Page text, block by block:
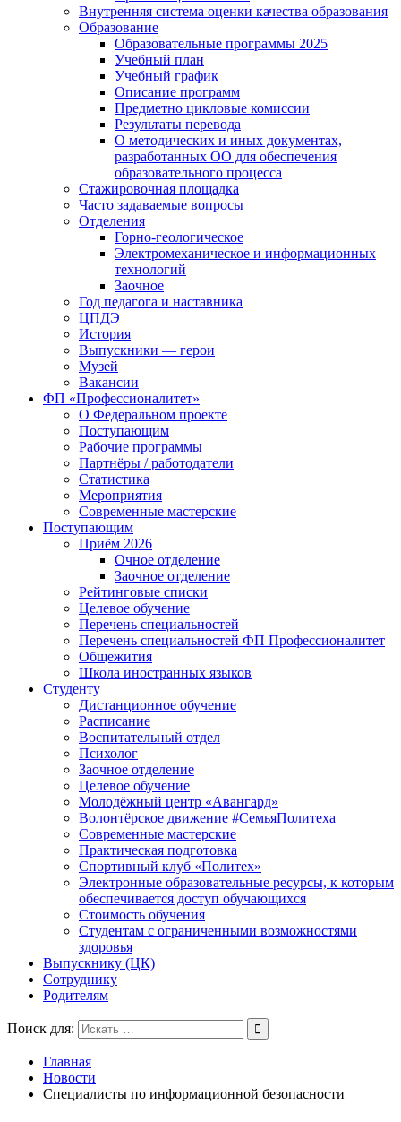
Внутренняя система оценки качества образования
Образование
Образовательные программы 2025
Учебный план
Учебный график
Описание программ
Предметно цикловые комиссии
Результаты перевода
О методических и иных документах,
разработанных ОО для обеспечения
образовательного процесса
Стажировочная площадка
Часто задаваемые вопросы
Отделения
Горно-геологическое
Электромеханическое и информационных
технологий
Заочное
Год педагога и наставника
ЦПДЭ
История
Выпускники — герои
Музей
Вакансии
ФП «Профессионалитет»
О Федеральном проекте
Поступающим
Рабочие программы
Партнёры / работодатели
Статистика
Мероприятия
Современные мастерские
Поступающим
Приём 2026
Очное отделение
Заочное отделение
Рейтинговые списки
Целевое обучение
Перечень специальностей
Перечень специальностей ФП Профессионалитет
Общежития
Школа иностранных языков
Студенту
Дистанционное обучение
Расписание
Воспитательный отдел
Психолог
Заочное отделение
Целевое обучение
Молодёжный центр «Авангард»
Волонтёрское движение #СемьяПолитеха
Современные мастерские
Практическая подготовка
Спортивный клуб «Политех»
Электронные образовательные ресурсы, к которым
обеспечивается доступ обучающихся
Стоимость обучения
Студентам с ограниченными возможностями
здоровья
Выпускнику (ЦК)
Сотруднику
Родителям
Поиск для:
Главная
Новости
Специалисты по информационной безопасности